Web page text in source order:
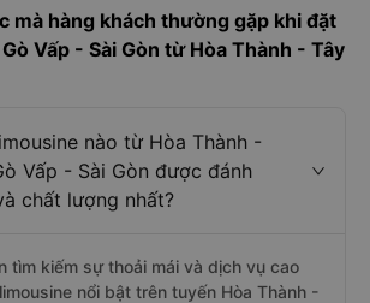
mà hàng khách thường gặp khi đặt
Vấp - Sài Gòn từ Hòa Thành - Tây
nào từ Hòa Thành -
Vấp - Sài Gòn được đánh
chất lượng nhất?
tìm kiếm sự thoải mái và dịch vụ cao
nổi bật trên tuyến Hòa Thành -